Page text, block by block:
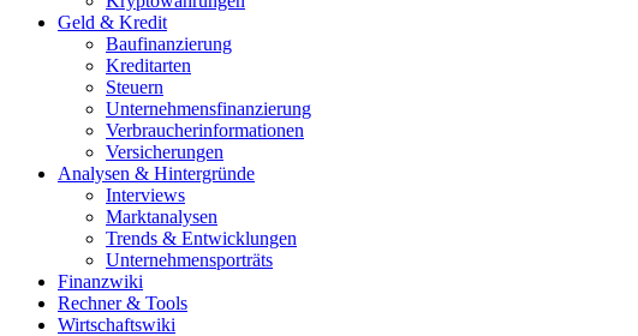
Geld & Kredit
Baufinanzierung
Kreditarten
Steuern
Unternehmensfinanzierung
Verbraucherinformationen
Versicherungen
Analysen & Hintergründe
Interviews
Marktanalysen
Trends & Entwicklungen
Unternehmensporträts
Finanzwiki
Rechner & Tools
Wirtschaftswiki